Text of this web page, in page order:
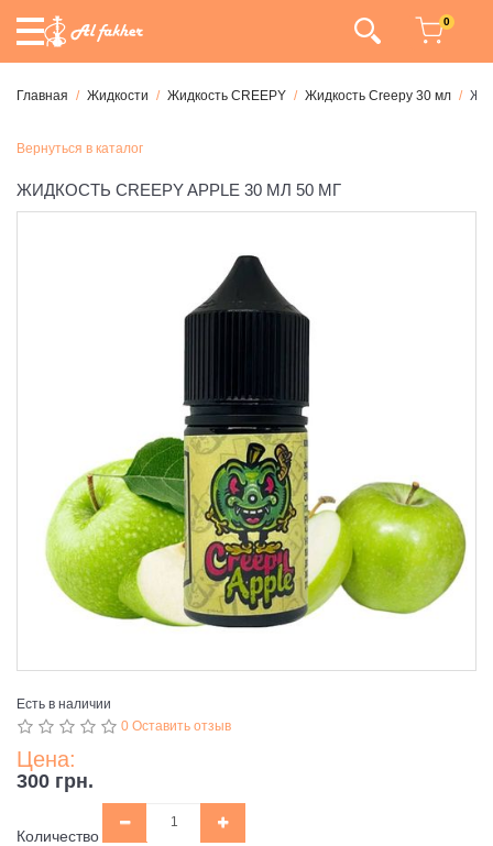
0
Главная Жидкости Жидкость CREEPY Жидкость Creepy 30 мл
Вернуться в каталог
ЖИДКОСТЬ CREEPY APPLE 30 МЛ 50 МГ
Есть в наличии
0 Оставить отзыв
Цена:
300 грн.
Количество